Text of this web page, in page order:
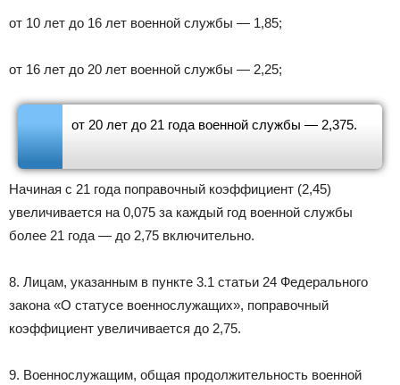
от 10 лет до 16 лет военной службы — 1,85;
от 16 лет до 20 лет военной службы — 2,25;
от 20 лет до 21 года военной службы — 2,375.
Начиная с 21 года поправочный коэффициент (2,45)
увеличивается на 0,075 за каждый год военной службы
более 21 года — до 2,75 включительно.
8. Лицам, указанным в пункте 3.1 статьи 24 Федерального
закона «О статусе военнослужащих», поправочный
коэффициент увеличивается до 2,75.
9. Военнослужащим, общая продолжительность военной